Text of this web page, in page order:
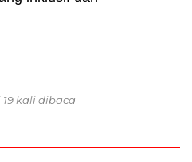
kali dibaca